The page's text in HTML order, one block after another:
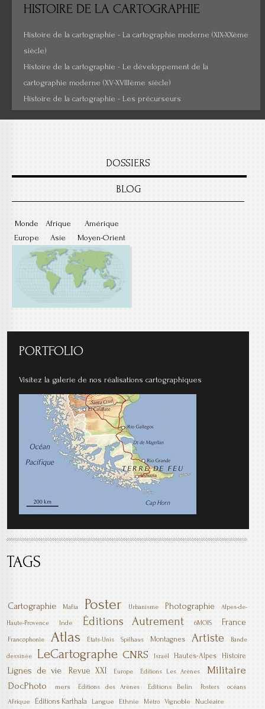
HISTOIRE DE LA CARTOGRAPHIE
Histoire de la cartographie - La cartographie moderne (XIX-XXème
siècle)
Histoire de la cartographie - Le développement de la
cartographie moderne (XV-XVIIIème siècle)
Histoire de la cartographie - Les précurseurs
DOSSIERS
BLOG
Monde
Europe
Afrique
Asie
Amérique
Moyen-Orient
PORTFOLIO
Visitez la galerie de nos réalisations cartographiques
TAGS
Cartographie Mafia Poster Urbanisme Photographie Alpes-de-
Haute-Provence Inde Éditions Autrement 6MOIS France
Francophonie Atlas États-Unis Spilhaus Montagnes Artiste Bande
dessinée LeCartographe CNRS Israël Hautes-Alpes Histoire
Lignes de vie Revue XXI Europe Éditions Les Arènes Militaire
DocPhoto mers Éditions des Arènes Éditions Belin Posters océans
Afrique Éditions Karthala Langue Ethnie Métro Vignoble Nucléaire